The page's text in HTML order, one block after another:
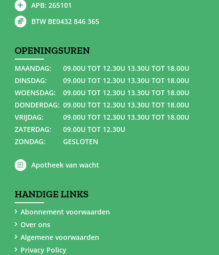
APB: 265101
BTW BE0432 846 365
OPENINGSUREN
MAANDAG:
09.00U TOT 12.30U 13.30U TOT 18.00U
DINSDAG:
09.00U TOT 12.30U 13.30U TOT 18.00U
WOENSDAG:
09.00U TOT 12.30U 13.30U TOT 18.00U
DONDERDAG: 09.00U TOT 12.30U 13.30U TOT 18.00U
VRIJDAG:
09.00U TOT 12.30U 13.30U TOT 18.00U
ZATERDAG:
09.00U TOT 12.30U
ZONDAG:
GESLOTEN
Apotheek van wacht
HANDIGE LINKS
Abonnement voorwaarden
Over ons
Algemene voorwaarden
Privacy Policy